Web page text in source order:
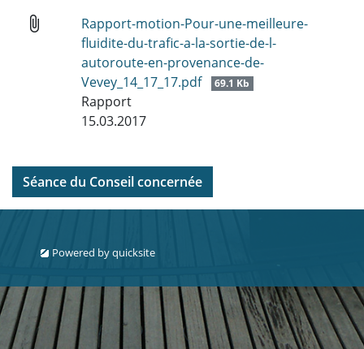
attach_file
Rapport-motion-Pour-une-meilleure-
fluidite-du-trafic-a-la-sortie-de-l-
autoroute-en-provenance-de-
Vevey_14_17_17.pdf
69.1 Kb
Rapport
15.03.2017
Séance du Conseil concernée
Powered byquicksite